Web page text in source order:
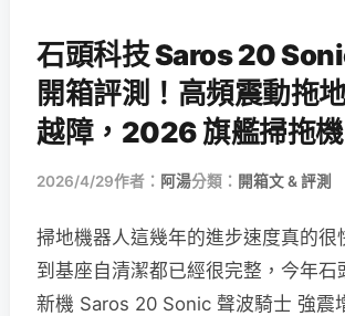
石頭科技 Saros 20
開箱評測！高頻震動拖
越障，2026 旗艦掃拖
2026/4/29作者： 阿湯分類： 開箱文 & 評測
掃地機器人這幾年的進步速度真的很
到基座自清潔都已經很完整，今年石
新機 Saros 20 Sonic 聲波騎士 強震